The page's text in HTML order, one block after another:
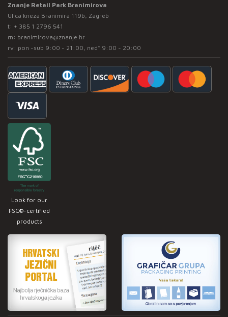
Znanje Retail Park Branimirova
Ulica kneza Branimira 119b, Zagreb
t: + 385 1 2796 541
m: branimirova@znanje.hr
rv: pon -sub 9:00 - 21:00, ned* 9:00 - 20:00
Look for our
FSC®-certified
products